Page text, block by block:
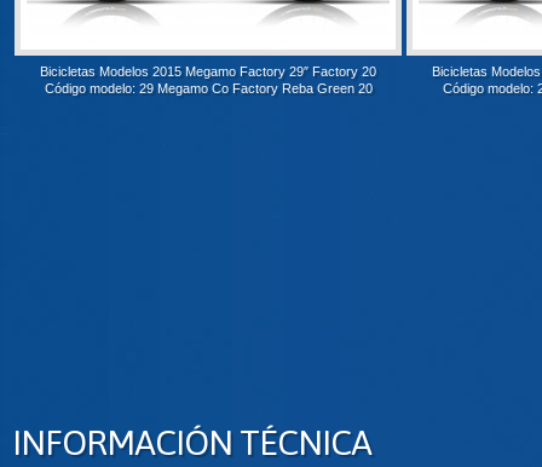
Bicicletas Modelos 2015 Megamo Factory 29″ Factory 20
Código modelo: 29 Megamo Co Factory Reba Green 20
Bicicletas
Código modelo:
INFORMACIÓN TÉCNICA